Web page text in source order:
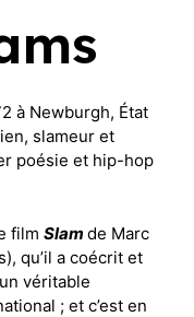
à Newburgh, État
slameur et
poésie et hip-hop
film Slam de Marc
qu’il a coécrit et
véritable
; et c’est en